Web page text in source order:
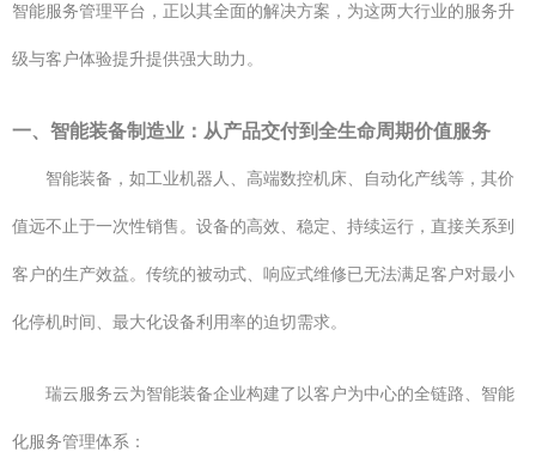
智能服务管理平台，正以其全面的解决方案，为这两大行业的服务升
级与客户体验提升提供强大助力。
一、智能装备制造业：从产品交付到全生命周期价值服务
智能装备，如工业机器人、高端数控机床、自动化产线等，其价
值远不止于一次性销售。设备的高效、稳定、持续运行，直接关系到
客户的生产效益。传统的被动式、响应式维修已无法满足客户对最小
化停机时间、最大化设备利用率的迫切需求。
瑞云服务云为智能装备企业构建了以客户为中心的全链路、智能
化服务管理体系：